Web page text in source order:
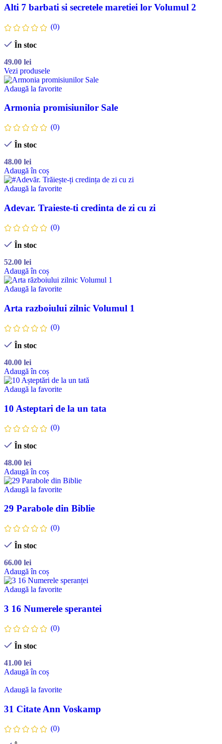
Alti 7 barbati si secretele maretiei lor Volumul 2
(0)
În stoc
49.00 lei
Vezi produsele
Adaugă la favorite
Armonia promisiunilor Sale
(0)
În stoc
48.00 lei
Adaugă în coș
Adaugă la favorite
Adevar. Traieste-ti credinta de zi cu zi
(0)
În stoc
52.00 lei
Adaugă în coș
Adaugă la favorite
Arta razboiului zilnic Volumul 1
(0)
În stoc
40.00 lei
Adaugă în coș
Adaugă la favorite
10 Asteptari de la un tata
(0)
În stoc
48.00 lei
Adaugă în coș
Adaugă la favorite
29 Parabole din Biblie
(0)
În stoc
66.00 lei
Adaugă în coș
Adaugă la favorite
3 16 Numerele sperantei
(0)
În stoc
41.00 lei
Adaugă în coș
Adaugă la favorite
31 Citate Ann Voskamp
(0)